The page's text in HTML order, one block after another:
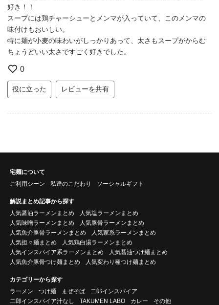
好き！！
スープには鶏チャーシューとメンマが入っていて、このメンマの
味付けもおいしい。
特に麺が小麦の味わいがしっかりあって、太さもスープがからむ
ちょうどいい太さですごく好きでした。
0
役に立った レビューを共有
宅麺について
ご利用シーン
私達のこだわり ソーシャルギフト
解説まとめ記事から探す
人気醤油ラーメンまとめ
人気塩ラーメンまとめ
人気味噌ラーメンまとめ
人気豚骨ラーメンまとめ
人気魚介豚骨ラーメンまとめ
人気家系ラーメンまとめ
人気担々麺まとめ
人気鶏白湯ラーメンまとめ
人気インスパイア系ラーメンまとめ
人気醤油つけ麺まとめ
人気魚介豚骨つけ麺まとめ
人気変わり種つけ麺まとめ
カテゴリーから探す
ラーメン
つけ麺 まぜそば
二郎インスパイア
二郎インスパイア汁なし
TAKUMEN LABO カレー その他